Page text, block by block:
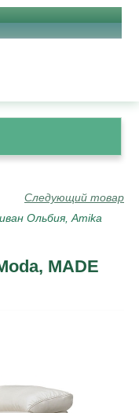
Следующий товар
Ольбия, Amika
MADE